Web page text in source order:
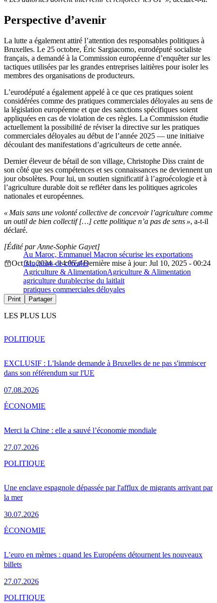
Perspective d’avenir
La lutte a également attiré l’attention des responsables politiques à
Bruxelles. Le 25 octobre, Éric Sargiacomo, eurodéputé socialiste
français, a demandé à la Commission européenne d’enquêter sur les
tactiques utilisées par les grandes entreprises laitières pour isoler les
membres des organisations de producteurs.
L’eurodéputé a également appelé à ce que ces pratiques soient
considérées comme des pratiques commerciales déloyales au sens de
la législation européenne et que des sanctions spécifiques soient
appliquées en cas de violation de ces règles. La Commission étudie
actuellement la possibilité de réviser la directive sur les pratiques
commerciales déloyales au début de l’année 2025 — une initiaive
découlant des manifestations d’agriculteurs de cette année.
Dernier éleveur de bétail de son village, Christophe Diss craint de
son côté que ses compétences et ses connaissances ne deviennent un
jour obsolètes. Pour lui, un soutien significatif à l’agroécologie et à
l’agriculture durable doit se refléter dans les politiques agricoles
nationales et européennes.
« Mais sans une volonté collective de concevoir l’agriculture comme
un outil de bien collectif […] cette politique n’a pas de sens », a-t-il
déclaré.
Au Maroc, Emmanuel Macron sécurise les exportations
françaises de céréales
[Édité par Anne-Sophie Gayet]
Oct 31, 2024 - 14:05
Dernière mise à jour: Jul 10, 2025 - 00:24
Agriculture & AlimentationAgriculture & Alimentation
agriculture durablecrise du laitlait
pratiques commerciales déloyales
Print Partager
LES PLUS LUS
EXCLUSIF : L'Islande demande à Bruxelles de ne pas s'immiscer
dans son référendum sur l'UE
07.08.2026
POLITIQUE
Merci la Chine : elle a sauvé l’économie mondiale
27.07.2026
ÉCONOMIE
Une enclave espagnole dépassée par l'afflux de migrants arrivant par
la mer
30.07.2026
POLITIQUE
L’euro en mèmes : quand les Européens détournent les nouveaux
billets
27.07.2026
ÉCONOMIE
POLITIQUE